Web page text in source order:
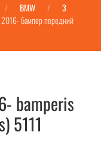
BMW
3
бампер передний
bamperis
5111